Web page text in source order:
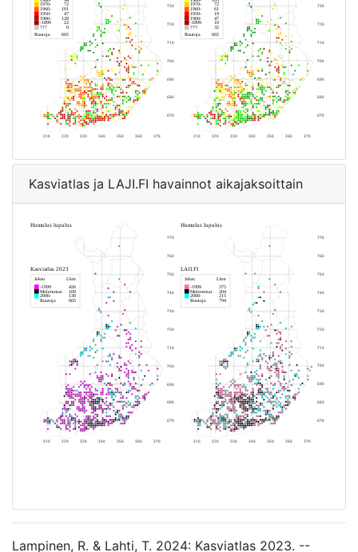
Kasviatlas ja LAJI.FI havainnot aikajaksoittain
Lampinen, R. & Lahti, T. 2024: Kasviatlas 2023. --